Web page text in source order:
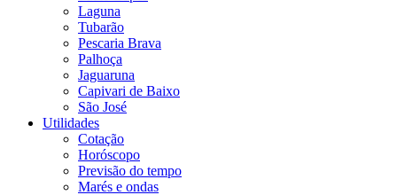
Laguna
Tubarão
Pescaria Brava
Palhoça
Jaguaruna
Capivari de Baixo
São José
Utilidades
Cotação
Horóscopo
Previsão do tempo
Marés e ondas